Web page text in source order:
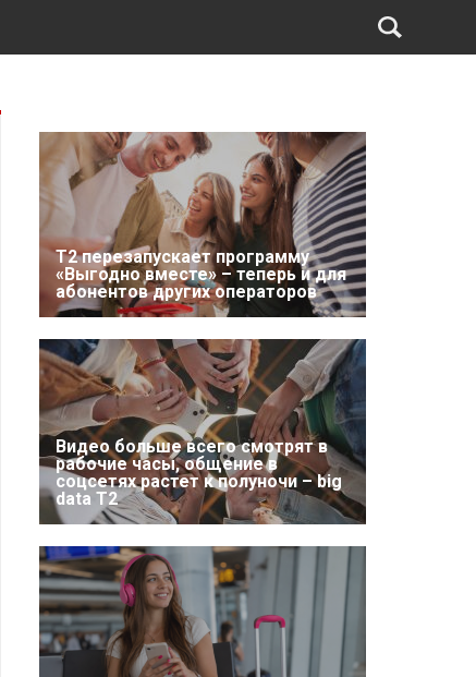
Т2 перезапускает программу
«Выгодно вместе» – теперь и для
абонентов других операторов
Видео больше всего смотрят в
рабочие часы, общение в
соцсетях растет к полуночи – big
data T2